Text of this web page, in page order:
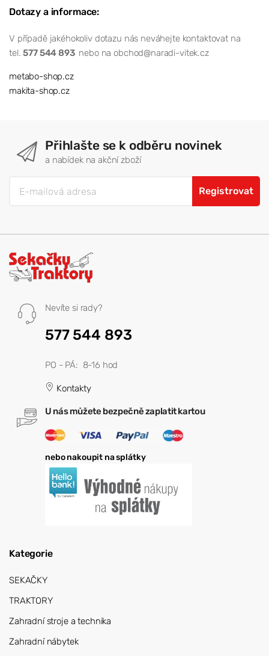
Dotazy a informace:
V případě jakéhokoliv dotazu nás neváhejte kontaktovat na
tel.577 544 893 nebo na obchod@naradi-vitek.cz
metabo-shop.cz
makita-shop.cz
Přihlašte se k odběru novinek
a nabídek na akční zboží
Registrovat
Nevíte si rady?
577 544 893
PO - PÁ: 8-16 hod
Kontakty
U nás můžete bezpečně zaplatit kartou
nebo nakoupit na splátky
Kategorie
SEKAČKY
TRAKTORY
Zahradní stroje a technika
Zahradní nábytek